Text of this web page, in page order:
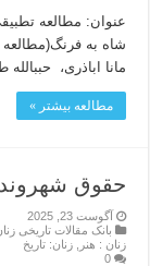
عنوان: مطالعه
شاه به
مانا اباذری، حببالله
مطالعه بیشتر »
حقوق
آگوست 23, 2025
بانک مقالات تاریخی
زنان : هنر
,زنان: تاریخ
0